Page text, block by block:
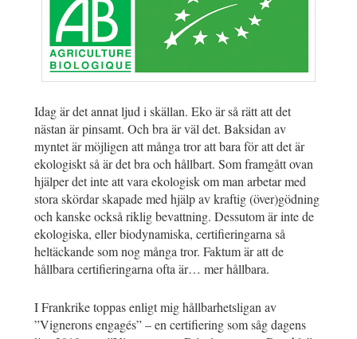
Idag är det annat ljud i skällan. Eko är så rätt att det
nästan är pinsamt. Och bra är väl det. Baksidan av
myntet är möjligen att många tror att bara för att det är
ekologiskt så är det bra och hållbart. Som framgått ovan
hjälper det inte att vara ekologisk om man arbetar med
stora skördar skapade med hjälp av kraftig (över)gödning
och kanske också riklig bevattning. Dessutom är inte de
ekologiska, eller biodynamiska, certifieringarna så
heltäckande som nog många tror. Faktum är att de
hållbara certifieringarna ofta är… mer hållbara.
I Frankrike toppas enligt mig hållbarhetsligan av
”Vignerons engagés” – en certifiering som såg dagens